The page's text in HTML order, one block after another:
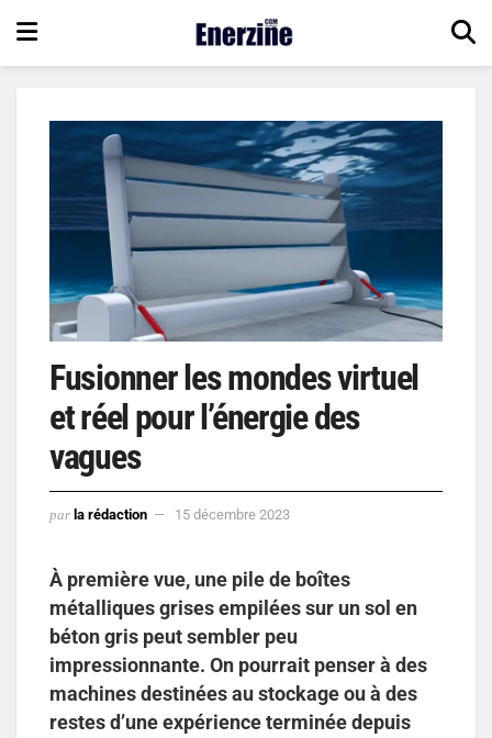
Fusionner les mondes virtuel
et réel pour l’énergie des
vagues
par la rédaction 15 décembre 2023
À première vue, une pile de boîtes
métalliques grises empilées sur un sol en
béton gris peut sembler peu
impressionnante. On pourrait penser à des
machines destinées au stockage ou à des
restes d’une expérience terminée depuis